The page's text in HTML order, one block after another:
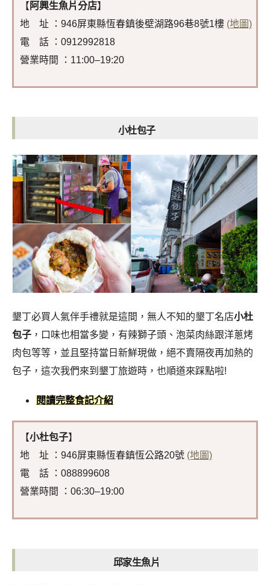
【 阿興生魚片分店】
地 址 ：946屏東縣恆春鎮後壁湖路96巷8號1樓 (地圖)
電 話 ：0912992818
營業時間 ：11:00–19:20
小杜包子
墾丁必買人氣伴手禮就是這間，無人不知的墾丁名店小杜
包子 ，口味也相當多變，有辣獅子頭、泡菜肉絲跟洋蔥烤
肉包等等，並且堅持當日新鮮現做，絕不賣隔夜再加熱的
包子，這次我們來到墾丁旅遊時，也順道來踩點啦!
閱讀完整食記介紹
【小杜包子】
地 址 ：946屏東縣恆春鎮恆公路20號 (地圖)
電 話 ：088899608
營業時間 ：06:30–19:00
邱家生魚片